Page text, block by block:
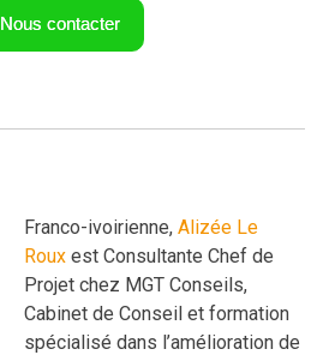
Nous contacter
Franco-ivoirienne, Alizée Le
Roux est Consultante Chef de
Projet chez MGT Conseils,
Cabinet de Conseil et formation
spécialisé dans l’amélioration de